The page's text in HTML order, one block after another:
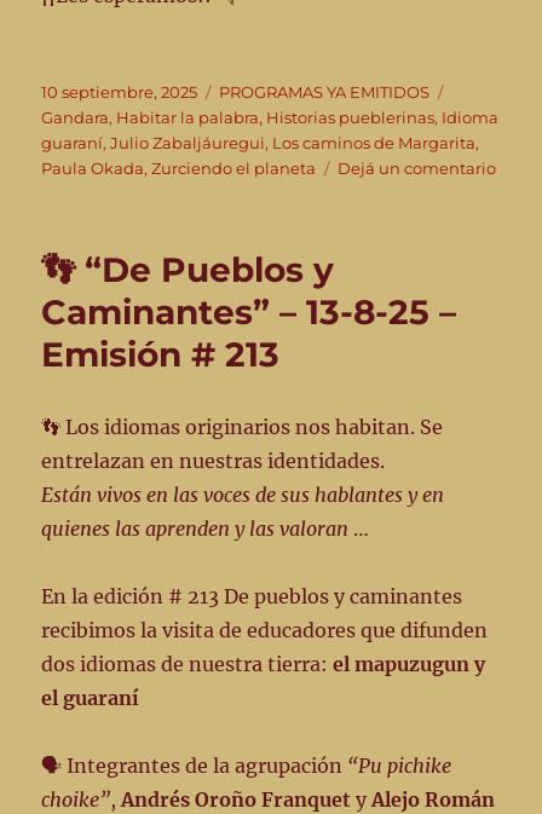
Publicado
el
10 septiembre, 2025 Categorías
PROGRAMAS YA EMITIDOS
Gandara, Habitar la palabra, Historias pueblerinas, Idioma
guaraní,Julio Zabaljáuregui, Los caminos de Margarita,
Paula Okada,Zurciendo el planeta Dejá un comentarioen
👣 “De Pueblos y
Caminantes” – 13-8-25 –
Emisión # 213
👣 Los idiomas originarios nos habitan. Se
entrelazan en nuestras identidades.
Están vivos en las voces de sus hablantes y en
quienes las aprenden y las valoran …
En la edición # 213 De pueblos y caminantes
recibimos la visita de educadores que difunden
dos idiomas de nuestra tierra:el mapuzugun y
el guaraní
🗣️ Integrantes de la agrupación “Pu pichike
choike”,Andrés Oroño Franquet yAlejo Román